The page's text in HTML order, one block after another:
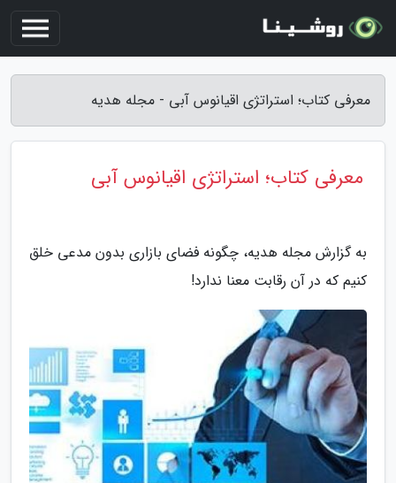
معرفی کتاب؛ استراتژی اقیانوس آبی - مجله هدیه
معرفی کتاب؛ استراتژی اقیانوس آبی
به گزارش مجله هدیه، چگونه فضای بازاری بدون مدعی خلق
کنیم که در آن رقابت معنا ندارد!